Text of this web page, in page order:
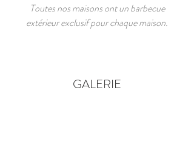
Toutes nos maisons ont un barbecue
extérieur exclusif pour chaque maison.
GALERIE